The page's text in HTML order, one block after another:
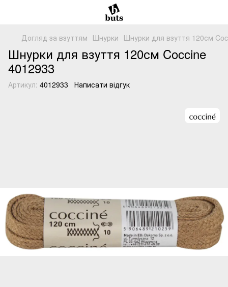
Догляд за взуттям Шнурки Шнурки для взуття 120см
Шнурки для взуття 120см Coccine
4012933
Артикул: 4012933 Написати відгук